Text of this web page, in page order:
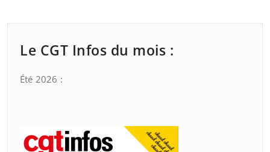
Le CGT Infos du mois :
Été 2026 :